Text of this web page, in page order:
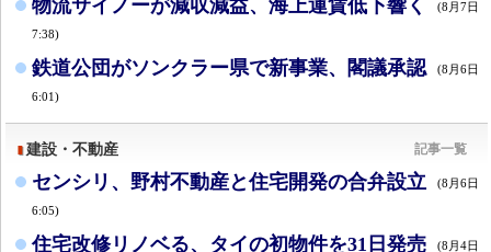
物流サイノーが減収減益、海上運賃低下響く (8月7日
7:38)
鉄道公団がソンクラー県で新事業、閣議承認 (8月6日
6:01)
建設・不動産 記事一覧
センシリ、野村不動産と住宅開発の合弁設立 (8月6日
6:05)
住宅改修リノベる、タイの初物件を31日発売 (8月4日